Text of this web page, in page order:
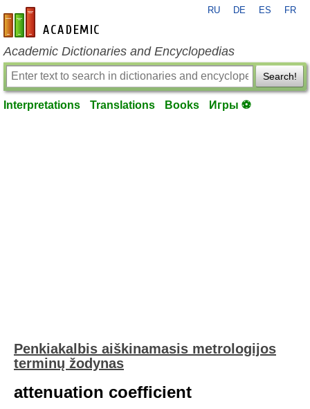
en-academic.com
RU DE ES FR
Academic Dictionaries and Encyclopedias
Search!
Interpretations Translations Books Игры ⚽
Penkiakalbis aiškinamasis metrologijos
terminų žodynas
attenuation coefficient